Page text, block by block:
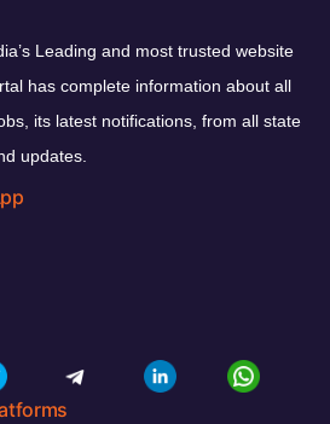
Leading and most trusted website
has complete information about all
its latest notifications, from all state
updates.